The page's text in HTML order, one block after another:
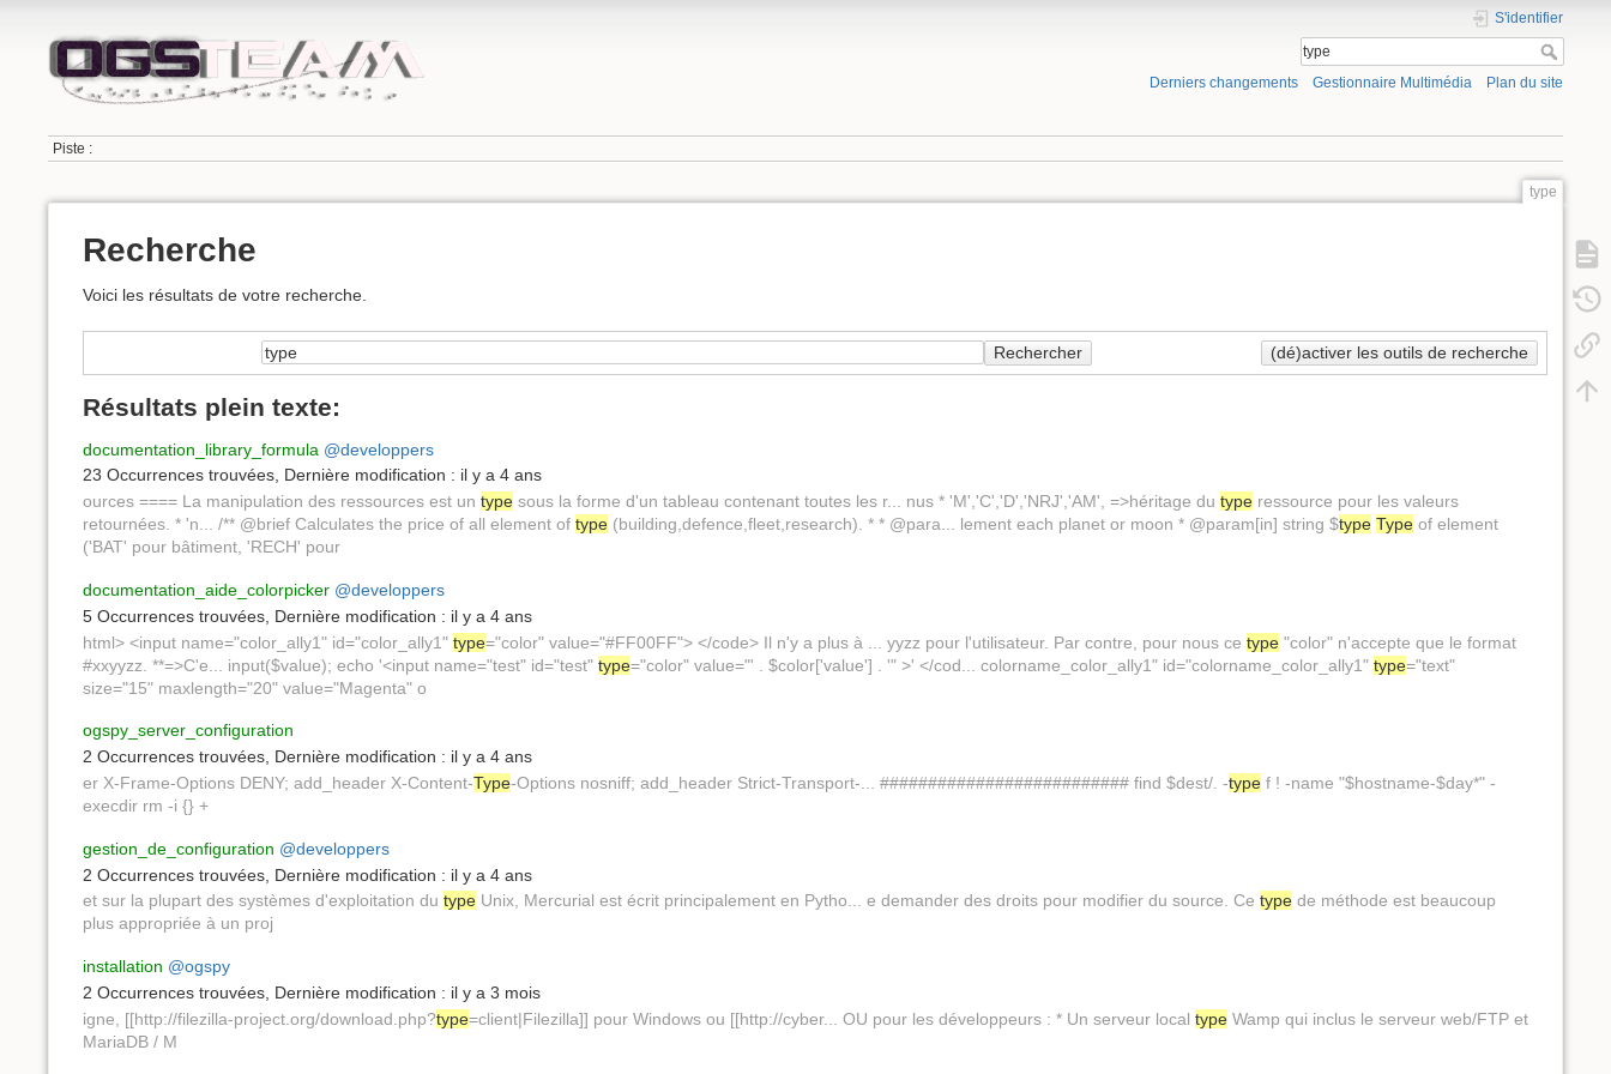
S'identifier
Derniers changements Gestionnaire Multimédia Plan du site
Piste :
type
Recherche
Voici les résultats de votre recherche.
(dé)activer les outils de recherche
Rechercher
Résultats plein texte:
documentation_library_formula @developpers
23 Occurrences trouvées, Dernière modification : il y a 4 ans
ources ==== La manipulation des ressources est un type sous la forme d'un tableau contenant toutes les r... nus * 'M','C','D','NRJ','AM', =>héritage du type ressource pour les valeurs
retournées. * 'n... /** @brief Calculates the price of all element of type (building,defence,fleet,research). * * @para... lement each planet or moon * @param[in] string $type Type of element
('BAT' pour bâtiment, 'RECH' pour
documentation_aide_colorpicker @developpers
5 Occurrences trouvées Dernière modification : il y a 4 ans
html> <input name="color_ally1" id="color_ally1" type="color" value="#FF00FF"> </code> Il n'y a plus à ... yyzz pour l'utilisateur. Par contre, pour nous ce type "color" n'accepte que le format
#xxyyzz. **=>C'e... input($value); echo '<input name="test" id="test" type="color" value="' . $color['value'] . '" >' </cod... colorname_color_ally1" id="colorname_color_ally1" type="text"
size="15" maxlength="20" value="Magenta" o
ogspy_server_configuration
2 Occurrences trouvées Dernière modification : il y a 4 ans
er X-Frame-Options DENY; add_header X-Content-Type-Options nosniff; add_header Strict-Transport-... ########################## find $dest/. -type f ! -name "$hostname-$day*" -
execdir rm -i {} +
gestion_de_configuration @developpers
2 Occurrences trouvées Dernière modification : il y a 4 ans
et sur la plupart des systèmes d'exploitation du type Unix, Mercurial est écrit principalement en Pytho... e demander des droits pour modifier du source. Ce type de méthode est beaucoup
plus appropriée à un proj
installation @ogspy
2 Occurrences trouvées Dernière modification : il y a 3 mois
igne, [[http://filezilla-project.org/download.php?type=client|Filezilla]] pour Windows ou [[http://cyber... OU pour les développeurs : * Un serveur local type Wamp qui inclus le serveur web/FTP et
MariaDB / M